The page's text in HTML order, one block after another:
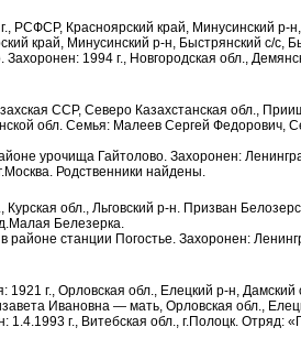
РСФСР, Красноярский край, Минусинский р-н,
край, Минусинский р-н, Быстрянский с/с,
1994 г., Новгородская обл.,
ССР, Северо Казахстанская обл.,
обл. Семья: Малеев Сергей Федорович,
урочища Гайтолово. Захоронен:
Родственники найдены.
Курская обл., Льговский р-н. Призван
Белезерка.
районе станции Погостье. Захоронен:
1921 г., Орловская обл., Елецкий р-н,
Ивановна — мать, Орловская обл.,
г., Витебская обл., г.Полоцк. Отряд: